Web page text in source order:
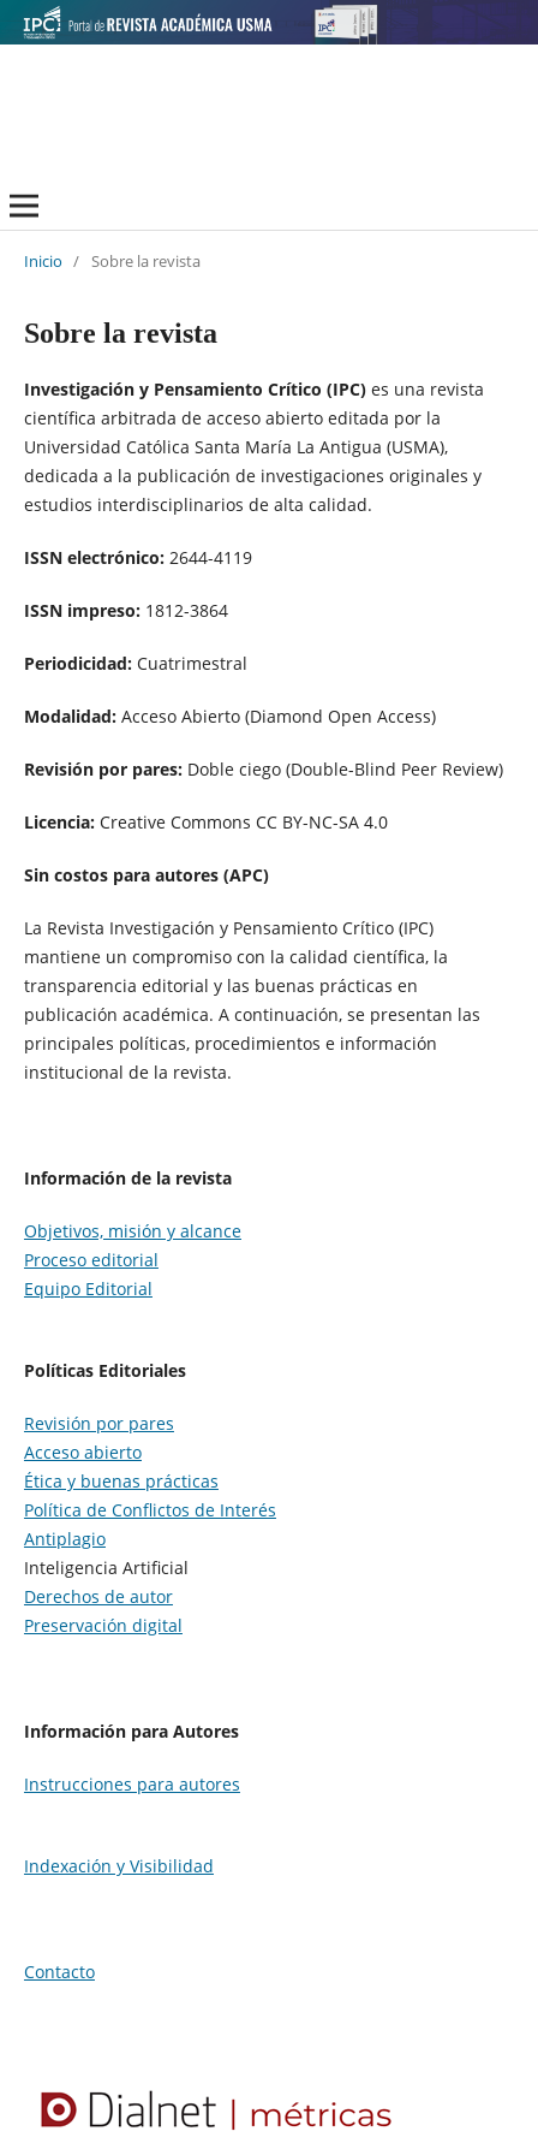
Inicio / Sobre la revista
Sobre la revista
Investigación y Pensamiento Crítico (IPC)es una revista
científica arbitrada de acceso abierto editada por la
Universidad Católica Santa María La Antigua (USMA),
dedicada a la publicación de investigaciones originales y
estudios interdisciplinarios de alta calidad.
ISSN electrónico:2644-4119
ISSN impreso:1812-3864
Periodicidad:Cuatrimestral
Modalidad:Acceso Abierto (Diamond Open Access)
Revisión por pares:Doble ciego (Double-Blind Peer Review)
Licencia:Creative Commons CC BY-NC-SA 4.0
Sin costos para autores (APC)
La Revista Investigación y Pensamiento Crítico (IPC)
mantiene un compromiso con la calidad científica, la
transparencia editorial y las buenas prácticas en
publicación académica. A continuación, se presentan las
principales políticas, procedimientos e información
institucional de la revista.
Información de la revista
Objetivos, misión y alcance
Proceso editorial
Equipo Editorial
Políticas Editoriales
Revisión por pares
Acceso abierto
Ética y buenas prácticas
Política de Conflictos de Interés
Antiplagio
Inteligencia Artificial
Derechos de autor
Preservación digital
Información para Autores
Instrucciones para autores
Indexación y Visibilidad
Contacto